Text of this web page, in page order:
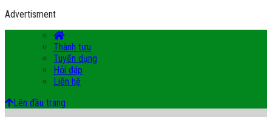
Advertisment
Thành tựu
Tuyển dụng
Hỏi đáp
Liên hệ
Lên đầu trang